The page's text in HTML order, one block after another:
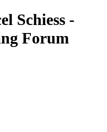
Schiess -
Forum